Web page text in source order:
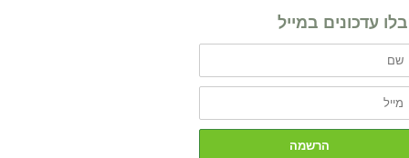
עדכונים במייל